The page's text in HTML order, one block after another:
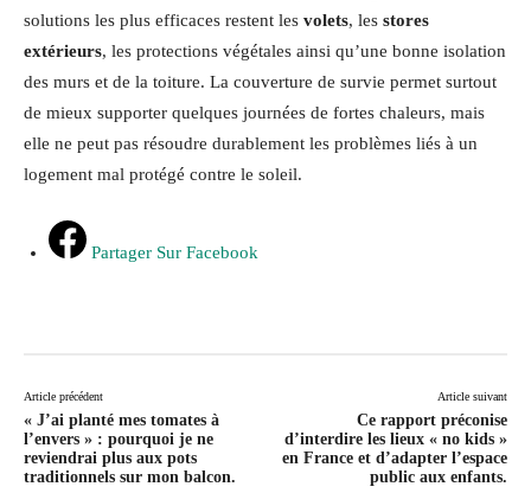
solutions les plus efficaces restent les volets, les stores
extérieurs, les protections végétales ainsi qu’une bonne isolation
des murs et de la toiture. La couverture de survie permet surtout
de mieux supporter quelques journées de fortes chaleurs, mais
elle ne peut pas résoudre durablement les problèmes liés à un
logement mal protégé contre le soleil.
Partager Sur Facebook
Article précédent
« J’ai planté mes tomates à
l’envers » : pourquoi je ne
reviendrai plus aux pots
traditionnels sur mon balcon.
Article suivant
Ce rapport préconise
d’interdire les lieux « no kids »
en France et d’adapter l’espace
public aux enfants.